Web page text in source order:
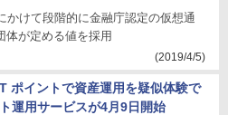
かけて段階的に金融庁認定の仮想通
体が定める値を採用
(2019/4/5)
ポイントで資産運用を疑似体験で
運用サービスが4月9日開始